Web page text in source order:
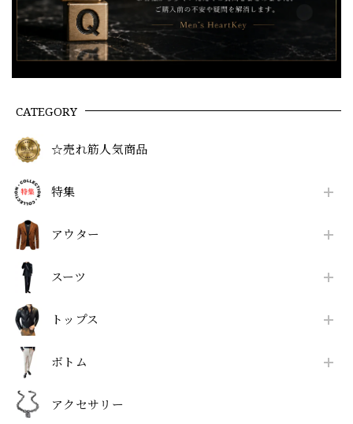
CATEGORY
☆売れ筋人気商品
特集
アウター
スーツ
トップス
ボトム
アクセサリー